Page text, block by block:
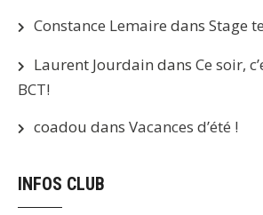
Constance Lemaire dans Stage
Laurent Jourdain dans Ce soir,
BCT!
coadou dans Vacances d’été !
INFOS CLUB